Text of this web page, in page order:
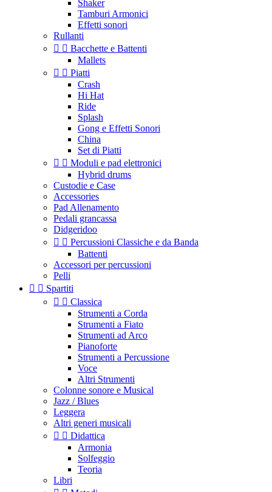
Shaker
Tamburi Armonici
Effetti sonori
Rullanti
  Bacchette e Battenti
Mallets
  Piatti
Crash
Hi Hat
Ride
Splash
Gong e Effetti Sonori
China
Set di Piatti
  Moduli e pad elettronici
Hybrid drums
Custodie e Case
Accessories
Pad Allenamento
Pedali grancassa
Didgeridoo
  Percussioni Classiche e da Banda
Battenti
Accessori per percussioni
Pelli
  Spartiti
  Classica
Strumenti a Corda
Strumenti a Fiato
Strumenti ad Arco
Pianoforte
Strumenti a Percussione
Voce
Altri Strumenti
Colonne sonore e Musical
Jazz / Blues
Leggera
Altri generi musicali
  Didattica
Armonia
Solfeggio
Teoria
Libri